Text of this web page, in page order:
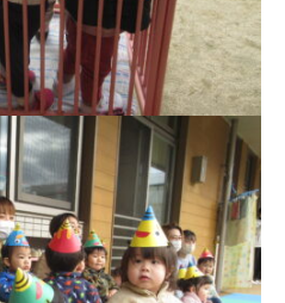
連
携
型
認
定
こ
ど
も